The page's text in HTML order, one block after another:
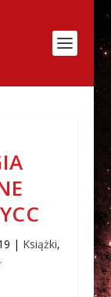
| Książki,